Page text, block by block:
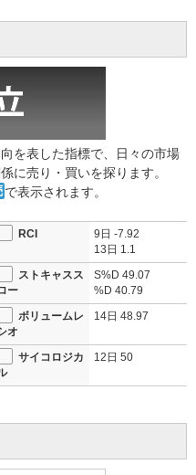
を表した指標で、日々の市場
に売り・買いを探ります。
で表示されます。
RCI 9日 -7.92
13日 1.1
ストキャスス
ー
S%D 49.07
%D 40.79
ボリュームレ
オ
14日 48.97
サイコロジカ
12日 50